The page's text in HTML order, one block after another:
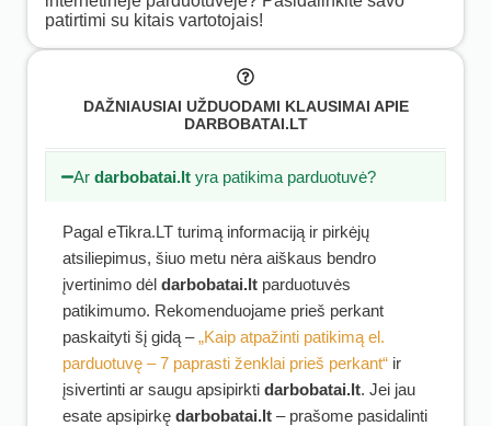
patirtimi su kitais vartotojais!
DAŽNIAUSIAI UŽDUODAMI KLAUSIMAI APIE
DARBOBATAI.LT
Ardarbobatai.lt yra patikima parduotuvė?
Pagal eTikra.LT turimą informaciją ir pirkėjų
atsiliepimus, šiuo metu nėra aiškaus bendro
įvertinimo dėl darbobatai.lt parduotuvės
patikimumo. Rekomenduojame prieš perkant
paskaityti šį gidą –„Kaip atpažinti patikimą el.
parduotuvę – 7 paprasti ženklai prieš perkant“ ir
įsivertinti ar saugu apsipirkti darbobatai.lt. Jei jau
esate apsipirkę darbobatai.lt – prašome pasidalinti